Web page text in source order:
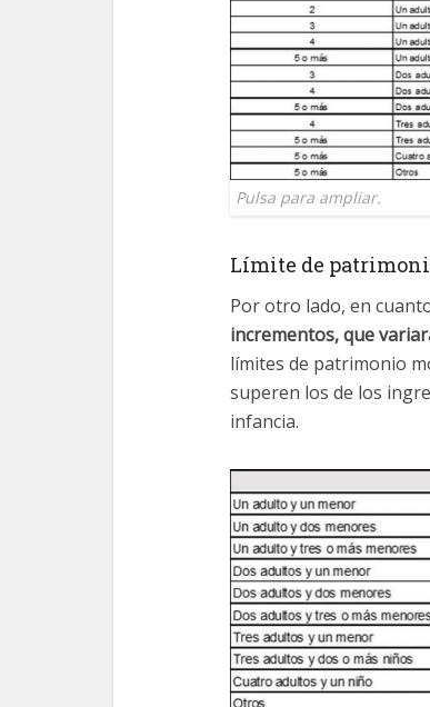
Pulsa para ampliar.
Límite de
Por otro lado, en
incrementos, que
límites de patrimonio
superen los de los
infancia.